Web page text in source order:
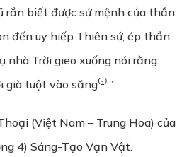
rắn biết được sứ mệnh của thần
đến uy hiếp Thiên sứ, ép thần
nhà Trời gieo xuống nói rằng:
tuột vào săng⁽¹⁾.”
(Việt Nam – Trung Hoa) của
4) Sáng-Tạo Vạn Vật.